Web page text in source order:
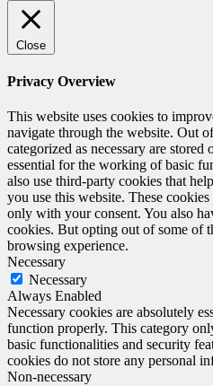
Close
Privacy Overview
This website uses cookies to
navigate through the website. Out
categorized as necessary are
essential for the working of basic
also use third-party cookies that
you use this website. These
only with your consent. You also
cookies. But opting out of some of
browsing experience.
Necessary
Necessary
Always Enabled
Necessary cookies are absolutely
function properly. This category
basic functionalities and security
cookies do not store any personal
Non-necessary